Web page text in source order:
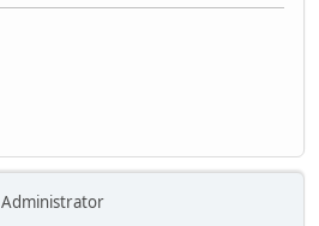
Administrator